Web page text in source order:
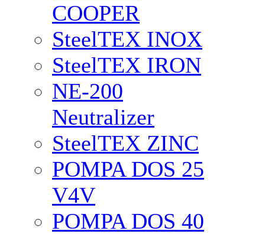
COOPER
SteelTEX INOX
SteelTEX IRON
NE-200
Neutralizer
SteelTEX ZINC
POMPA DOS 25
V4V
POMPA DOS 40